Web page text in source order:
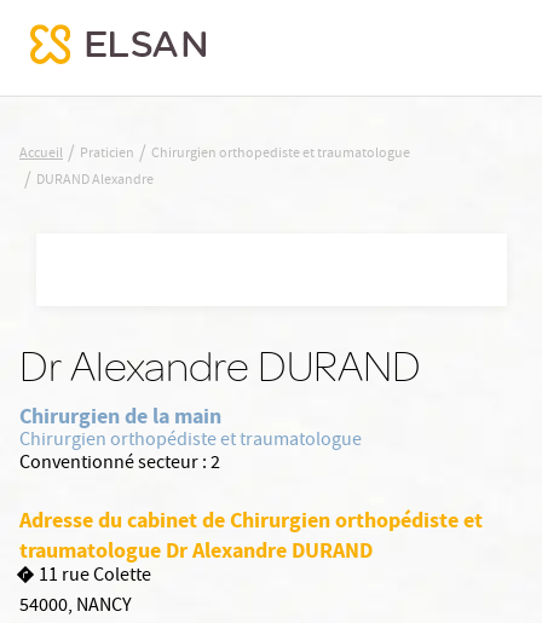
Nx:Aller
DURAND Alexandre
Accueil / Praticien / Chirurgien orthopediste et traumatologue
/ DURAND Alexandre
Dr Alexandre DURAND
Chirurgien de la main
Chirurgien orthopédiste et traumatologue
Conventionné secteur :2
Adresse du cabinet de Chirurgien orthopédiste et
traumatologue Dr Alexandre DURAND
11 rue Colette
54000, NANCY